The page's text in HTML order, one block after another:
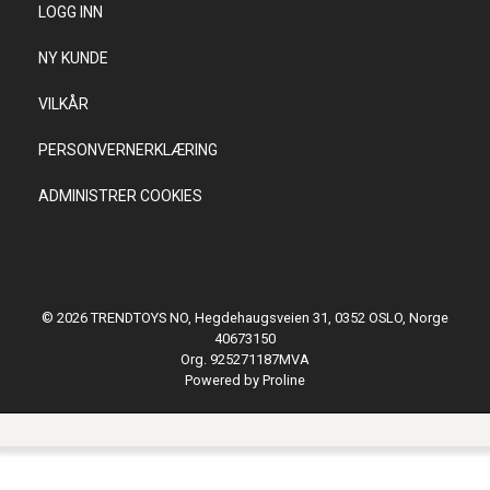
LOGG INN
NY KUNDE
VILKÅR
PERSONVERNERKLÆRING
ADMINISTRER COOKIES
© 2026 TRENDTOYS NO, Hegdehaugsveien 31, 0352 OSLO, Norge
40673150
Org. 925271187MVA
Powered by Proline